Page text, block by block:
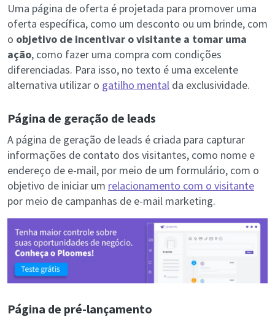
Uma página de oferta é projetada para promover uma
oferta específica, como um desconto ou um brinde, com
o objetivo de incentivar o visitante a tomar uma
ação, como fazer uma compra com condições
diferenciadas. Para isso, no texto é uma excelente
alternativa utilizar o gatilho mental da exclusividade.
Página de geração de leads
A página de geração de leads é criada para capturar
informações de contato dos visitantes, como nome e
endereço de e-mail, por meio de um formulário, com o
objetivo de iniciar um relacionamento com o visitante
por meio de campanhas de e-mail marketing.
Página de pré-lançamento